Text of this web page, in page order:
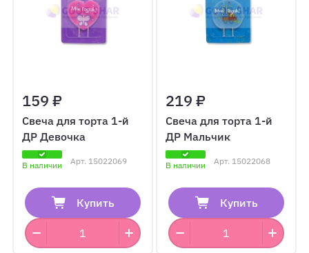
159 ₽
Свеча для торта 1-й
ДР Девочка
В наличии Арт. 15022069
Купить
219 ₽
Свеча для торта 1-й
ДР Мальчик
В наличии Арт. 15022068
Купить